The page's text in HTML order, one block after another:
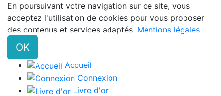
En poursuivant votre navigation sur ce site, vous
acceptez l'utilisation de cookies pour vous proposer
des contenus et services adaptés. Mentions légales.
OK
Accueil
Connexion
Livre d'or